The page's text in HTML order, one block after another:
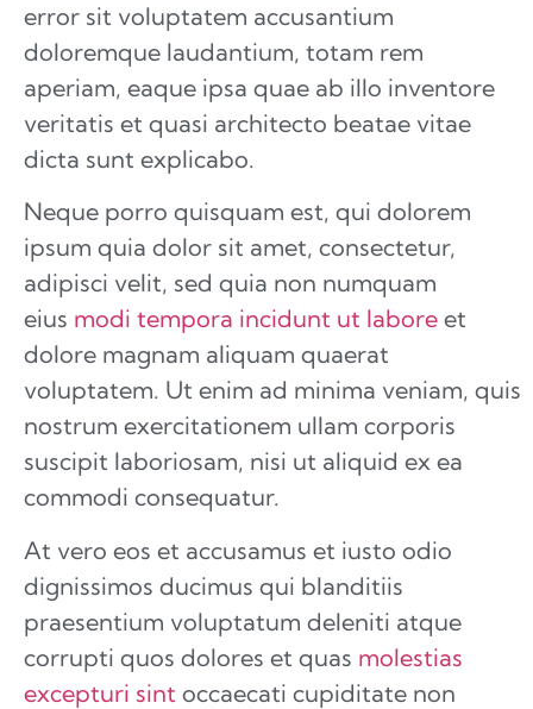
error sit voluptatem accusantium
doloremque laudantium, totam rem
aperiam, eaque ipsa quae ab illo inventore
veritatis et quasi architecto beatae vitae
dicta sunt explicabo.
Neque porro quisquam est, qui dolorem
ipsum quia dolor sit amet, consectetur,
adipisci velit, sed quia non numquam
eius modi tempora incidunt ut labore et
dolore magnam aliquam quaerat
voluptatem. Ut enim ad minima veniam, quis
nostrum exercitationem ullam corporis
suscipit laboriosam, nisi ut aliquid ex ea
commodi consequatur.
At vero eos et accusamus et iusto odio
dignissimos ducimus qui blanditiis
praesentium voluptatum deleniti atque
corrupti quos dolores et quas molestias
excepturi sint occaecati cupiditate non